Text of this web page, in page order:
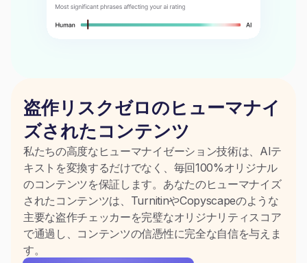
盗作リスクゼロのヒューマナイ
ズされたコンテンツ
私たちの高度なヒューマナイゼーション技術は、AIテ
キストを変換するだけでなく、毎回100%オリジナル
のコンテンツを保証します。あなたのヒューマナイズ
されたコンテンツは、TurnitinやCopyscapeのような
主要な盗作チェッカーを完璧なオリジナリティスコア
で通過し、コンテンツの信憑性に完全な自信を与えま
す。